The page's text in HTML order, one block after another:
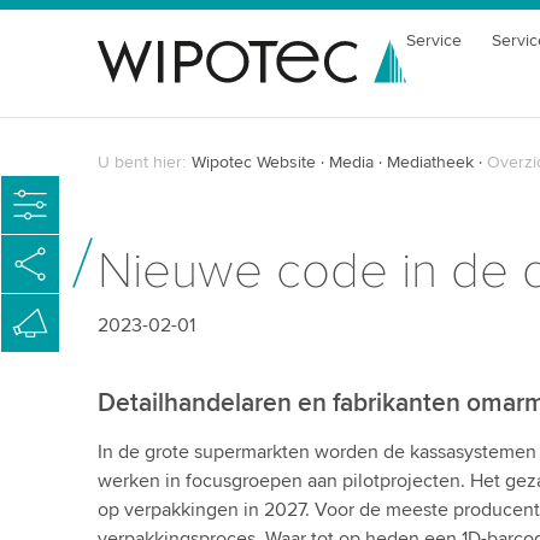
Service
U bent hier: Wipotec Website Media Mediatheek
Nieuwe code in de
2023-02-01
Detailhandelaren en fabrikanten
In de grote supermarkten worden de
werken in focusgroepen aan pilotprojecten. Het
op verpakkingen in 2027. Voor de meeste